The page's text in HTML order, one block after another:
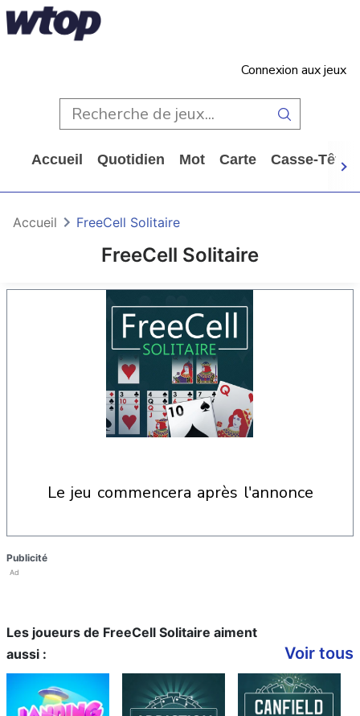
Connexion aux jeux
Accueil Quotidien Mot Carte Casse-Tête
FreeCell Solitaire
Accueil FreeCell Solitaire
le jeu commencera après l'annonce
Publicité
Ad
Les joueurs de FreeCell Solitaire aiment
aussi :
Voir tous